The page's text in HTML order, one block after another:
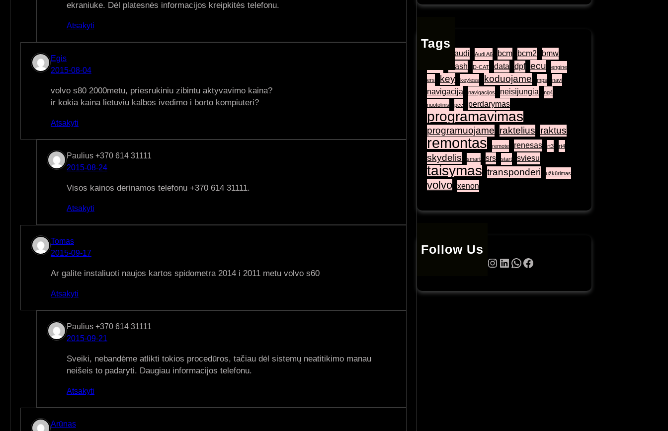
ekraniuke. Dėl platesnės informacijos kreipkitės telefonu.
Atsakyti
Egis
2015-08-04
volvo s80 2000metu, priesrukiniu zibintu aktyvavimo kaina?
ir kokia kaina lietuviu kalbos ivedimo i borto kompiuteri?
Atsakyti
Paulius +370 614 31111
2015-08-24
Visos kainos derinamos telefonu +370 614 31111.
Atsakyti
Tomas
2015-09-17
Ar galite instaliuoti naujos kartos spidometra 2014 i 2011 metu volvo s60
Atsakyti
Paulius +370 614 31111
2015-09-21
Sveiki, nebandėme atlikti tokios procedūros, tačiau dėl sistemų neatitikimo manau
neišeis to padaryti. Daugiau informacijos telefonu.
Atsakyti
Arūnas
Tags
audi Audi A6 bcm bcm2 bmw
crash D-CAT data dpf ecu engine
ers key keyless koduojame mps navi
navigacija navigacijos neisijungia ng4
nuotolinis pcc perdarymas
programavimas
programuojame raktelius raktus
remontas remote renesas rt3 rt4
skydelis smart srs start sviesu
taisymas transponderi užkūrimas
volvo xenon
Follow Us
Instagram LinkedIn WhatsApp Facebook